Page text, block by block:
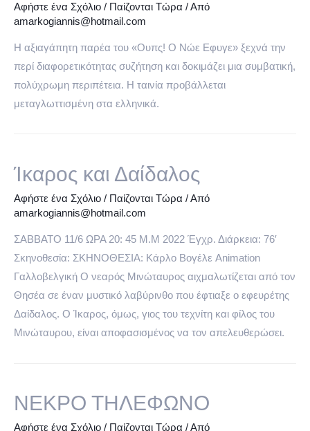
Αφήστε ένα Σχόλιο / Παίζονται Τώρα / Από
amarkogiannis@hotmail.com
Η αξιαγάπητη παρέα του «Ουπς! Ο Νώε Εφυγε» ξεχνά την
περί διαφορετικότητας συζήτηση και δοκιμάζει μια συμβατική,
πολύχρωμη περιπέτεια. Η ταινία προβάλλεται
μεταγλωττισμένη στα ελληνικά.
Ίκαρος και Δαίδαλος
Αφήστε ένα Σχόλιο / Παίζονται Τώρα / Από
amarkogiannis@hotmail.com
ΣΑΒΒΑΤΟ 11/6 ΩΡΑ 20: 45 Μ.Μ 2022 Έγχρ. Διάρκεια: 76′
Σκηνοθεσία: ΣΚΗΝΟΘΕΣΙΑ: Κάρλο Βογέλε Animation
Γαλλοβελγική Ο νεαρός Μινώταυρος αιχμαλωτίζεται από τον
Θησέα σε έναν μυστικό λαβύρινθο που έφτιαξε ο εφευρέτης
Δαίδαλος. Ο Ίκαρος, όμως, γιος του τεχνίτη και φίλος του
Μινώταυρου, είναι αποφασισμένος να τον απελευθερώσει.
ΝΕΚΡΟ ΤΗΛΕΦΩΝΟ
Αφήστε ένα Σχόλιο / Παίζονται Τώρα / Από